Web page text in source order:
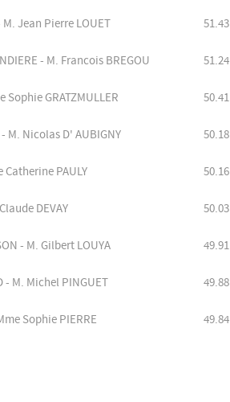
Jean Pierre LOUET 51.43
- M. Francois BREGOU 51.24
Sophie GRATZMULLER 50.41
M. Nicolas D' AUBIGNY 50.18
Catherine PAULY 50.16
DEVAY 50.03
- M. Gilbert LOUYA 49.91
- M. Michel PINGUET 49.88
Sophie PIERRE 49.84